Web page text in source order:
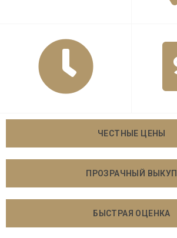
ЧЕСТНЫЕ ЦЕНЫ
ПРОЗРАЧНЫЙ ВЫКУП
БЫСТРАЯ ОЦЕНКА